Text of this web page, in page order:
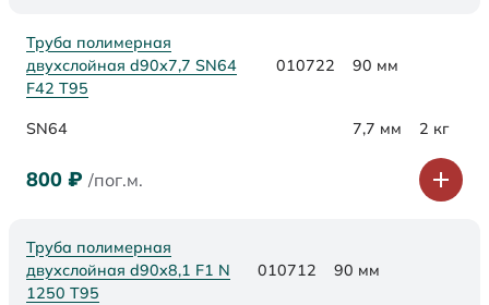
Труба полимерная
двухслойная d90х7,7 SN64
F42 Т95
010722 90 мм
SN64 7,7 мм 2 кг
800 ₽ /пог.м.
Труба полимерная
двухслойная d90x8,1 F1 N
1250 Т95
010712 90 мм